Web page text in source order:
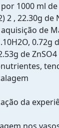
1000 ml
2 , 22.30g de
aquisição de
0.72g
de
da